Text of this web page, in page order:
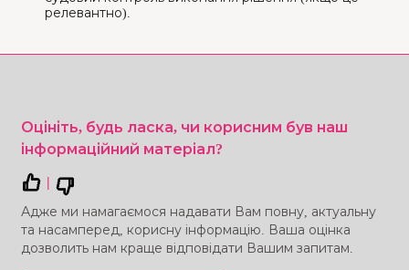
релевантно).
Оцініть, будь ласка, чи корисним був наш
інформаційний матеріал?
|
Адже ми намагаємося надавати Вам повну, актуальну
та насамперед, корисну інформацію. Ваша оцінка
дозволить нам краще відповідати Вашим запитам.